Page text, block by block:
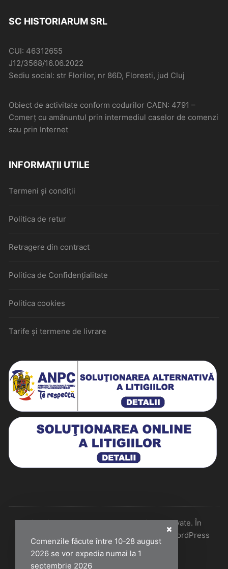
Comenzile făcute între 10-28 august
2026 se vor expedia numai la 1
septembrie 2026
SC HISTORIARUM SRL
CUI: 46312655
J12/3568/16.06.2022
Sediu social: str Florilor, nr 86D, Floresti, jud Cluj
Obiect de activitate conform codurilor CAEN: 4791 –
Comerţ cu amănuntul prin intermediul caselor de comenzi
sau prin Internet
INFORMAȚII UTILE
Termeni și condiții
Politica de retur
Retragere din contract
Politica de Confidențialitate
Politica cookies
Tarife și termene de livrare
Historiarum 2026 - Toate drepturile rezervate. În
colaborare cu Perfect Pixel & Mentenanță WordPress